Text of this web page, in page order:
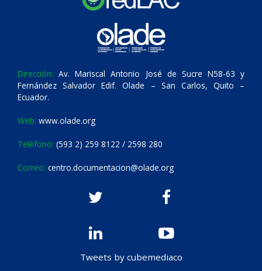
Dirección: Av. Mariscal Antonio José de Sucre N58-63 y
Fernández Salvador Edif. Olade – San Carlos, Quito –
Ecuador.
Web: www.olade.org
Teléfono: (593 2) 259 8122 / 2598 280
Correo: centro.documentacion@olade.org
Tweets by cubemediaco